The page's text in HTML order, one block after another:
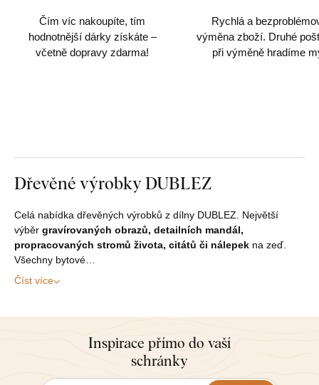
Čím víc nakoupíte, tím
hodnotnější dárky získáte –
včetně dopravy zdarma!
Rychlá a
výměna zboží. Druhé
při výměně hradíme
Dřevěné výrobky DUBLEZ
Celá nabídka dřevěných výrobků z dílny DUBLEZ. Největší
výběr gravírovaných obrazů, detailních mandál,
propracovaných stromů života, citátů či nálepek na zeď.
Všechny bytové…
Číst více
Inspirace přímo do vaší
schránky